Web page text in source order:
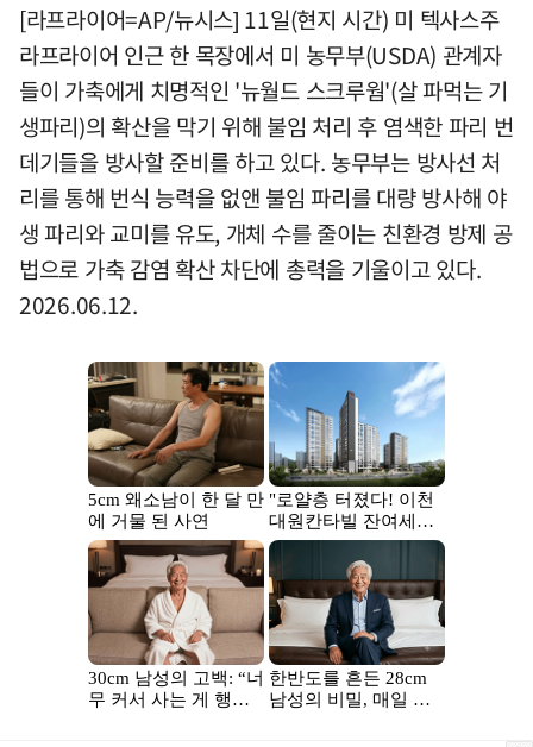
[라프라이어=AP/뉴시스] 11일(현지 시간) 미 텍사스주
라프라이어 인근 한 목장에서 미 농무부(USDA) 관계자
들이 가축에게 치명적인 '뉴월드 스크루웜'(살 파먹는 기
생파리)의 확산을 막기 위해 불임 처리 후 염색한 파리 번
데기들을 방사할 준비를 하고 있다. 농무부는 방사선 처
리를 통해 번식 능력을 없앤 불임 파리를 대량 방사해 야
생 파리와 교미를 유도, 개체 수를 줄이는 친환경 방제 공
법으로 가축 감염 확산 차단에 총력을 기울이고 있다.
2026.06.12.